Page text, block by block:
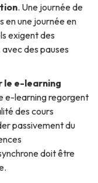
. Une journée de
en une journée en
exigent des
des pauses
le e-learning
e-learning regorgent
des cours
passivement du
doit être